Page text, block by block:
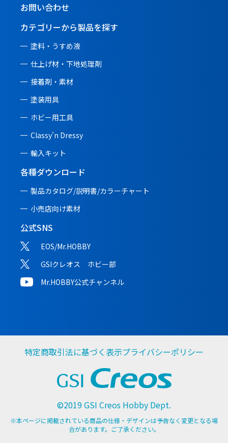
お問い合わせ
カテゴリーから製品を探す
塗料・うすめ液
仕上げ材・下地処理剤
接着剤・素材
塗装用具
ホビー用工具
Classy'n Dressy
輸入キット
各種ダウンロード
製品カタログ/説明書/カラーチャート
小売店向け素材
公式SNS
EOS/Mr.HOBBY
GSIクレオス ホビー部
Mr.HOBBY公式チャンネル
特定商取引法に基づく表示プライバシーポリシー
©2019 GSI Creos Hobby Dept.
※本ページに掲載されている商品の仕様・デザインは予告なく変更となる場
合があります。ご了承ください。